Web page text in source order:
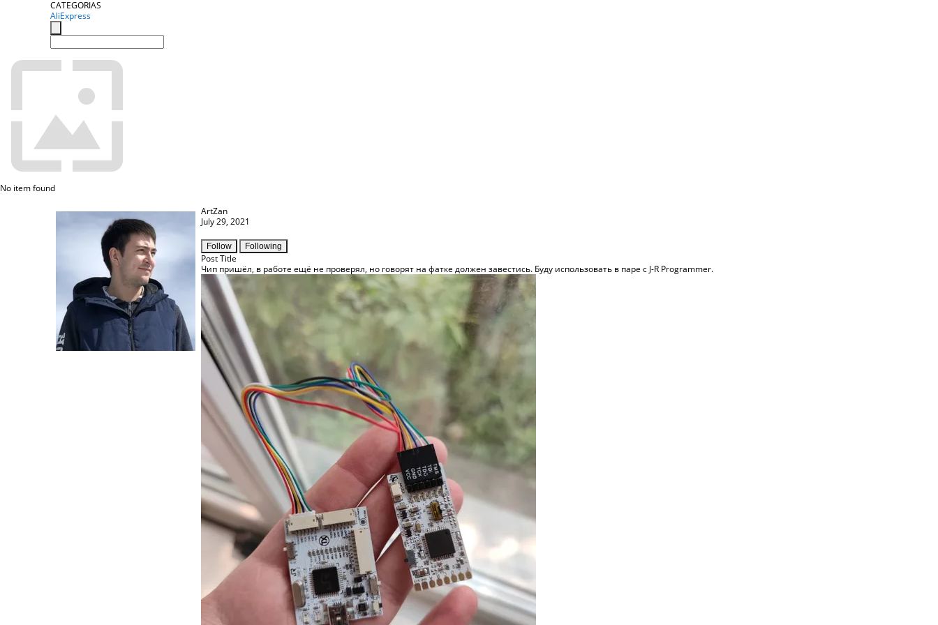
CATEGORIAS
AliExpress
No item found
ArtZan
July 29, 2021
Follow Following
Post Title
Чип пришёл, в работе ещё не проверял, но говорят на фатке должен завестись. Буду использовать в паре с J-R Programmer.